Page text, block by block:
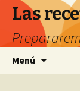
Saltar
contenido
Las
Menú